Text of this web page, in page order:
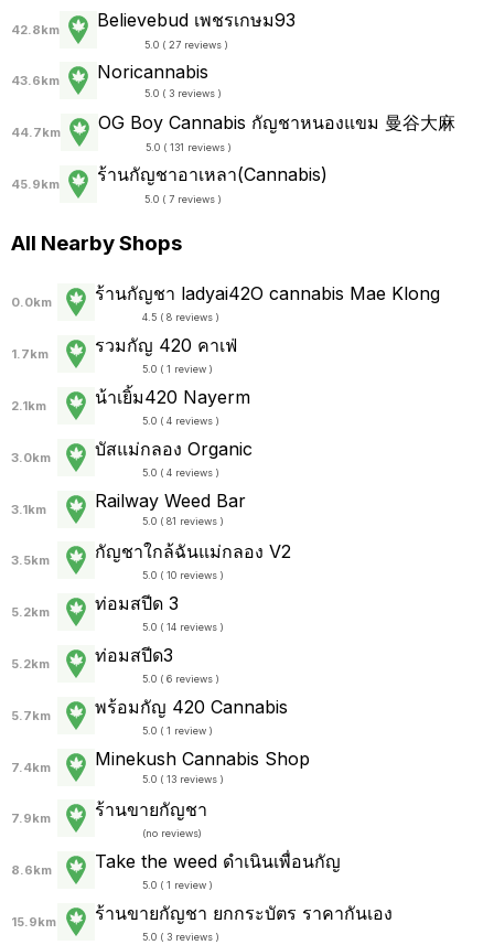
42.8km Believebud เพชรเกษม93
5.0 ( 27 reviews )
43.6km Noricannabis
5.0 ( 3 reviews )
44.7km OG Boy Cannabis กัญชาหนองแขม 曼谷大麻
5.0 ( 131 reviews )
45.9km ร้านกัญชาอาเหลา(Cannabis)
5.0 ( 7 reviews )
All Nearby Shops
0.0km ร้านกัญชา ladyai42O cannabis Mae Klong
4.5 ( 8 reviews )
1.7km รวมกัญ 420 คาเฟ่
5.0 ( 1 review )
2.1km น้าเยิ้ม420 Nayerm
5.0 ( 4 reviews )
3.0km บัสแม่กลอง Organic
5.0 ( 4 reviews )
3.1km Railway Weed Bar
5.0 ( 81 reviews )
3.5km กัญชาใกล้ฉันแม่กลอง V2
5.0 ( 10 reviews )
5.2km ท่อมสปีด 3
5.0 ( 14 reviews )
5.2km ท่อมสปีด3
5.0 ( 6 reviews )
5.7km พร้อมกัญ 420 Cannabis
5.0 ( 1 review )
7.4km Minekush Cannabis Shop
5.0 ( 13 reviews )
7.9km ร้านขายกัญชา
(no reviews)
8.6km Take the weed ดำเนินเพื่อนกัญ
5.0 ( 1 review )
15.9km ร้านขายกัญชา ยกกระบัตร ราคากันเอง
5.0 ( 3 reviews )